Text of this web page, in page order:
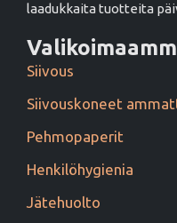
laadukkaita tuotteita
Siivous
Siivouskoneet
Pehmopaperit
Henkilöhygienia
Jätehuolto